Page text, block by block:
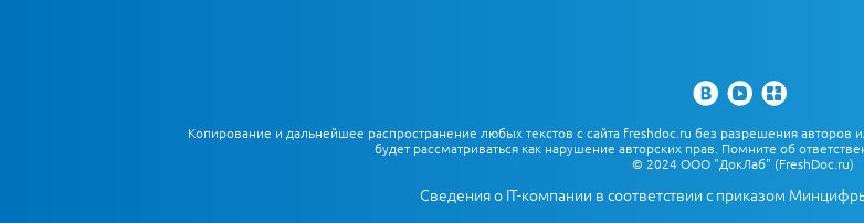
Копирование и дальнейшее распространение любых текстов с сайта freshdoc.ru без разрешения авторов
будет рассматриваться как нарушение авторских прав. Помните об
© 2024 ООО "ДокЛаб" (FreshDoc.ru)
Сведения о IT-компании в соответствии с приказом